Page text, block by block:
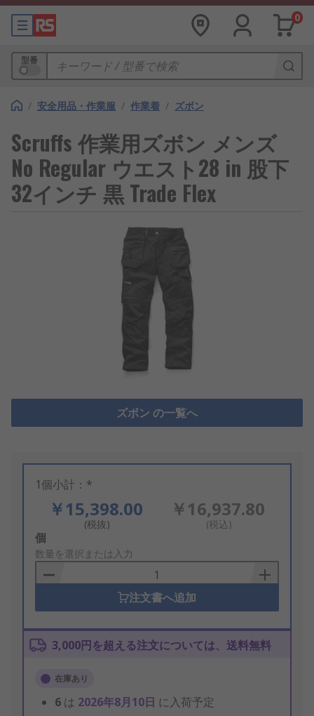
0
型番
/ 安全用品・作業服 / 作業着 / ズボン
Scruffs 作業用ズボン メンズ
No Regular ウエスト28 in 股下
32インチ 黒 Trade Flex
ズボン の一覧へ
1個小計：*
￥15,398.00
(税抜)
￥16,937.80
(税込)
Add
to
Basket
個
数量を選択または入力
注文書へ追加
3,000円を超える注文については、送料無料
在庫あり
6 は 2026年8月10日 に入荷予定